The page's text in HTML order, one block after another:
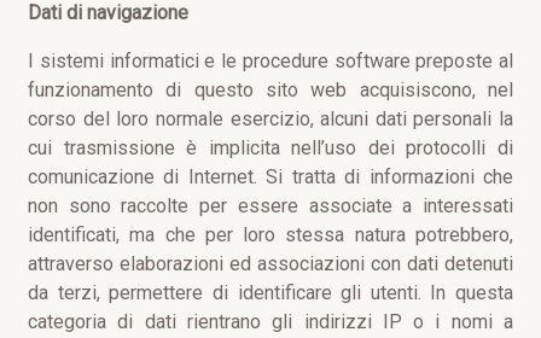
Dati di navigazione
I sistemi informatici e le procedure software preposte al
funzionamento di questo sito web acquisiscono, nel
corso del loro normale esercizio, alcuni dati personali la
cui trasmissione è implicita nell’uso dei protocolli di
comunicazione di Internet. Si tratta di informazioni che
non sono raccolte per essere associate a interessati
identificati, ma che per loro stessa natura potrebbero,
attraverso elaborazioni ed associazioni con dati detenuti
da terzi, permettere di identificare gli utenti. In questa
categoria di dati rientrano gli indirizzi IP o i nomi a